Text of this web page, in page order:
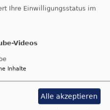
Ihre Einwilligungsstatus im
Videos
Inhalte
Alle akzeptieren